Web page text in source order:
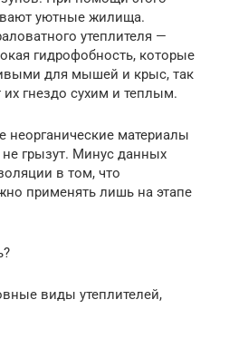
уютные жилища.
утеплителя —
гидрофобность, которые
для мышей и крыс, так
их гнездо сухим и теплым.
неорганические материалы
не грызут. Минус данных
в том, что
применять лишь на этапе
виды утеплителей,